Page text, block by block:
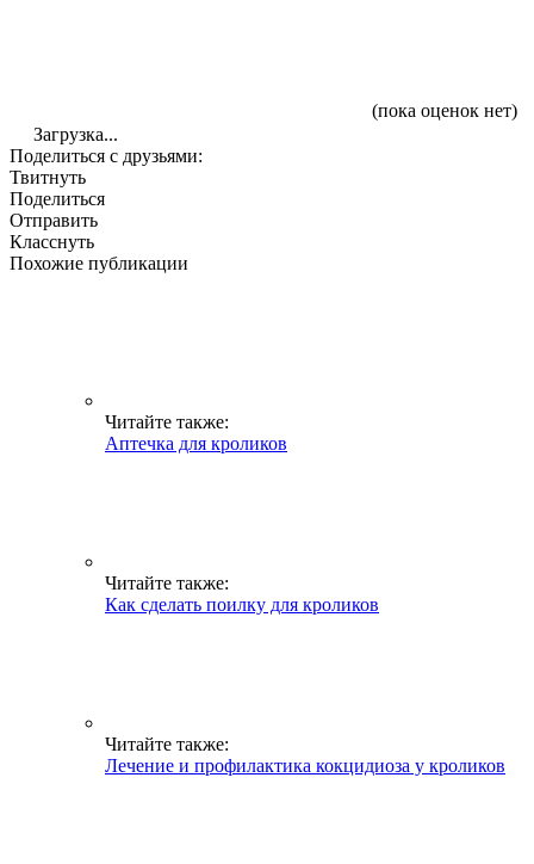
(пока оценок нет)
Загрузка...
Поделиться с друзьями:
Твитнуть
Поделиться
Отправить
Класснуть
Похожие публикации
Читайте также:
Аптечка для кроликов
Читайте также:
Как сделать поилку для кроликов
Читайте также:
Лечение и профилактика кокцидиоза у кроликов